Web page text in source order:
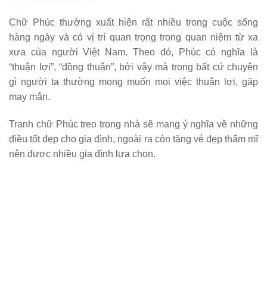
Chữ Phúc thường xuất hiện rất nhiều trong cuộc sống
hàng ngày và có vị trí quan trọng trong quan niệm từ xa
xưa của người Việt Nam. Theo đó, Phúc có nghĩa là
“thuận lợi”, “đồng thuận”, bởi vậy mà trong bất cứ chuyện
gì người ta thường mong muốn mọi việc thuận lợi, gặp
may mắn.
Tranh chữ Phúctreo trong nhà sẽ mang ý nghĩa về những
điều tốt đẹp cho gia đình, ngoài ra còn tăng vẻ đẹp thẩm mĩ
nên được nhiều gia đình lựa chọn.